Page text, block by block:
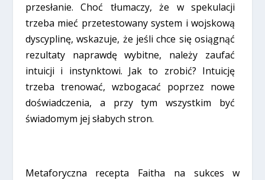
przesłanie. Choć tłumaczy, że w spekulacji
trzeba mieć przetestowany system i wojskową
dyscyplinę, wskazuje, że jeśli chce się osiągnąć
rezultaty naprawdę wybitne, należy zaufać
intuicji i instynktowi. Jak to zrobić? Intuicję
trzeba trenować, wzbogacać poprzez nowe
doświadczenia, a przy tym wszystkim być
świadomym jej słabych stron.
Metaforyczna recepta Faitha na sukces w